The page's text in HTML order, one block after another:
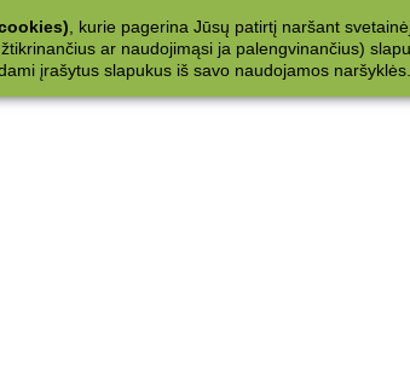
, kurie pagerina Jūsų patirtį naršant
ar naudojimąsi ja palengvinančius)
įrašytus slapukus iš savo naudojamos naršyklės.